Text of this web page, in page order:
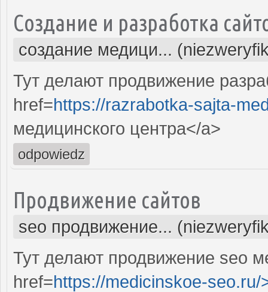
Создание и разработка
создание медици...
Тут делают продвижение
href=https://razrabotka-sajta-
медицинского центра</a>
odpowiedz
Продвижение сайтов
seo продвижение...
Тут делают продвижение seo
href=https://medicinskoe-seo.ru/